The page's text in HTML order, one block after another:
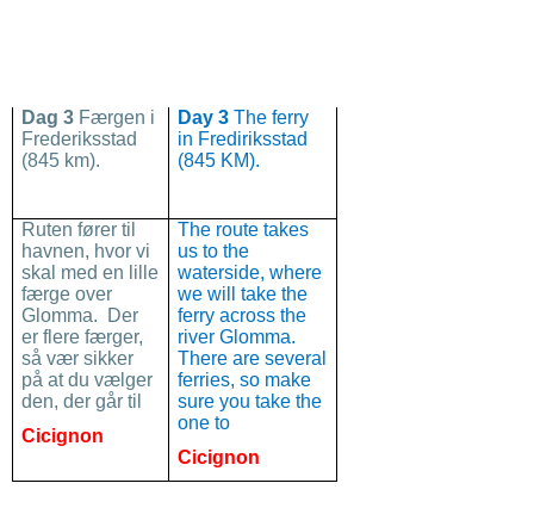
Dag 3 Færgen i
Frederiksstad
(845 km).
Day 3 The ferry
in Frediriksstad
(845 KM).
Ruten fører til
havnen, hvor vi
skal med en lille
færge over
Glomma. Der
er flere færger,
så vær sikker
på at du vælger
den, der går til
Cicignon
The route takes
us to the
waterside, where
we will take the
ferry across the
river Glomma.
There are several
ferries, so make
sure you take the
one to
Cicignon